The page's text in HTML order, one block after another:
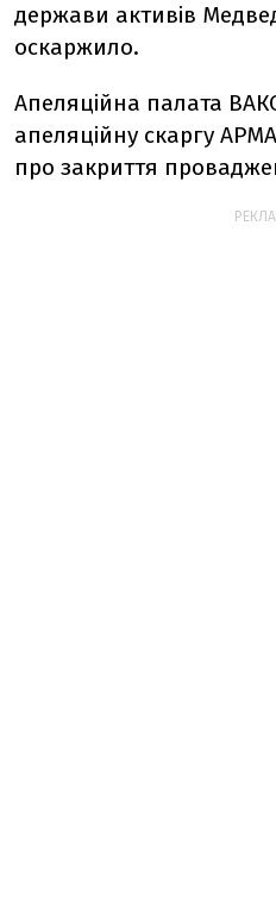
держави активів
оскаржило.
Апеляційна палата
апеляційну скаргу
про закриття